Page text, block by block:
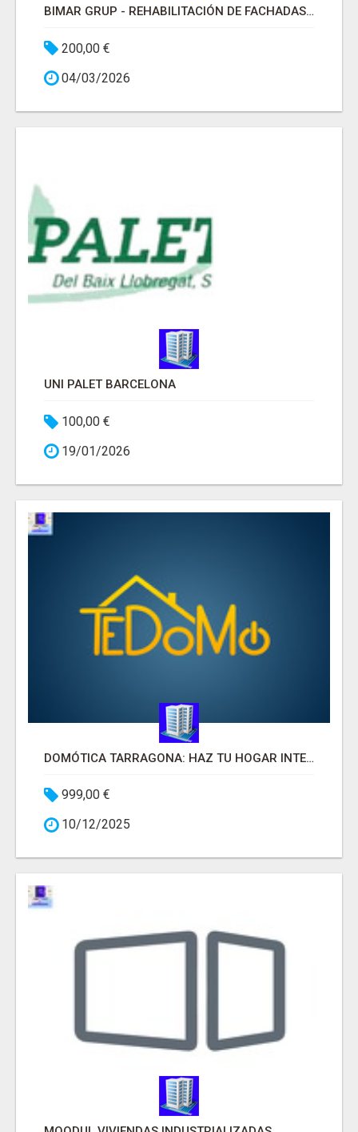
BIMAR GRUP - REHABILITACIÓN DE FACHADAS Y EDIFICIOS BARCELONA
200,00 €
04/03/2026
UNI PALET BARCELONA
100,00 €
19/01/2026
DOMÓTICA TARRAGONA: HAZ TU HOGAR INTELIGENTE
999,00 €
10/12/2025